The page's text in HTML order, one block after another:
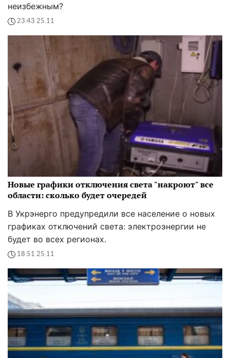
неизбежным?
23:43 25.11
Новые графики отключения света "накроют" все
области: сколько будет очередей
В Укрэнерго предупредили все население о новых
графиках отключений света: электроэнергии не
будет во всех регионах.
18:51 25.11